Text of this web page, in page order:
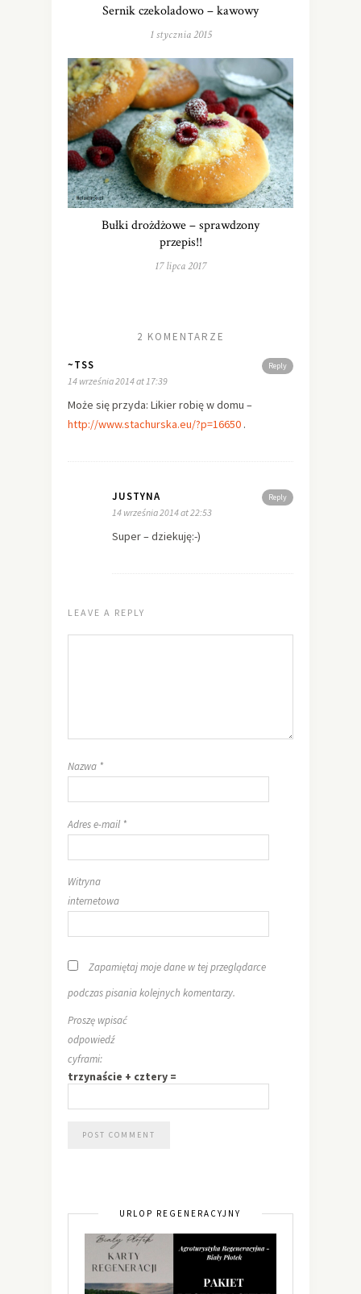
Sernik czekoladowo – kawowy
1 stycznia 2015
Bułki drożdżowe – sprawdzony
przepis!!
17 lipca 2017
2 KOMENTARZE
Reply
~TSS
14 września 2014 at 17:39
Może się przyda: Likier robię w domu –
http://www.stachurska.eu/?p=16650 .
Reply
JUSTYNA
14 września 2014 at 22:53
Super – dziekuję:-)
LEAVE A REPLY
Nazwa *
Adres e-mail *
Witryna
internetowa
Zapamiętaj moje dane w tej przeglądarce
podczas pisania kolejnych komentarzy.
Proszę wpisać
odpowiedź
cyframi:
trzynaście + cztery =
URLOP REGENERACYJNY